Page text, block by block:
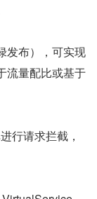
发布），可实现
流量配比或基于
行请求拦截，